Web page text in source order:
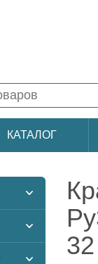
КАТАЛОГ